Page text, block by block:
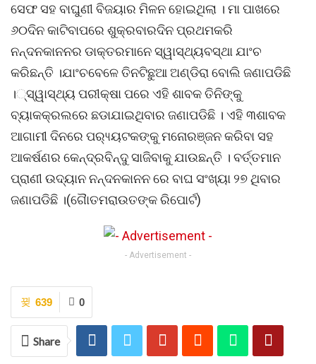
ସେଫ ସହ ବାଘୁଣୀ ବିଜୟାର ମିଳନ ହୋଇଥିଲା । ମା ପାଖରେ
୬୦ଦିନ କାଟିବାପରେ ଶୁକ୍ରବାରଦିନ ପ୍ରଥମକରି
ନନ୍ଦନକାନନର ଡାକ୍ତରମାନେ ସ୍ୱାସ୍ଥ୍ୟବସ୍ଥା ଯାଂଚ
କରିଛନ୍ତି ।ଯାଂଚବେଳେ ତିନଟିଛୁଆ ଅଣ୍ଡିରା ବୋଲି ଜଣାପଡିଛି
।୍‌ସ୍ୱାସ୍ଥ୍ୟ ପରୀକ୍ଷା ପରେ ଏହି ଶାବକ ତିନିଙ୍କୁ
ବ୍ୟାକକ୍ରଲରେ ଛଡାଯାଇଥିବାର ଜଣାପଡିଛି । ଏହି ୩ଶାବକ
ଆଗାମୀ ଦିନରେ ପର‌୍ୟ୍ୟଟକଙ୍କୁ ମନୋରଞ୍ଜନ କରିବା ସହ
ଆକର୍ଷଣର କେନ୍ଦ୍ରବିନ୍ଦୁ ସାଜିବାକୁ ଯାଉଛନ୍ତି । ବର୍ତ୍ତମାନ
ପ୍ରାଣୀ ଉଦ୍ୟାନ ନନ୍ଦନକାନନ ରେ ବାଘ ସଂଖ୍ୟା ୨୭ ଥିବାର
ଜଣାପଡିଛି ।(ଗୈାତମରାଉତଙ୍କ ରିପୋର୍ଟ)
- Advertisement -
0
639
Share